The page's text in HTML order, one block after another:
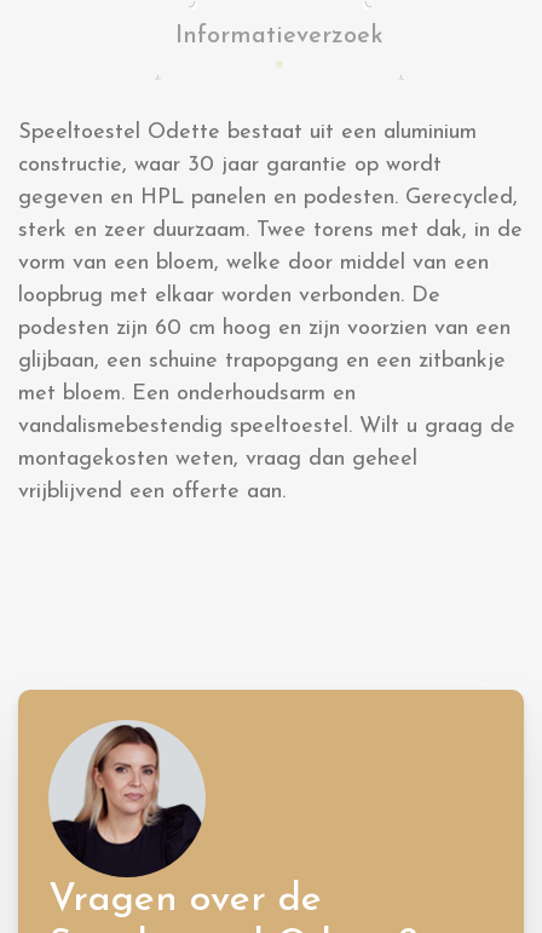
Informatieverzoek
Speeltoestel Odette bestaat uit een aluminium
constructie, waar 30 jaar garantie op wordt
gegeven en HPL panelen en podesten. Gerecycled,
sterk en zeer duurzaam. Twee torens met dak, in de
vorm van een bloem, welke door middel van een
loopbrug met elkaar worden verbonden. De
podesten zijn 60 cm hoog en zijn voorzien van een
glijbaan, een schuine trapopgang en een zitbankje
met bloem. Een onderhoudsarm en
vandalismebestendig speeltoestel. Wilt u graag de
montagekosten weten, vraag dan geheel
vrijblijvend een offerte aan.
Vragen over de